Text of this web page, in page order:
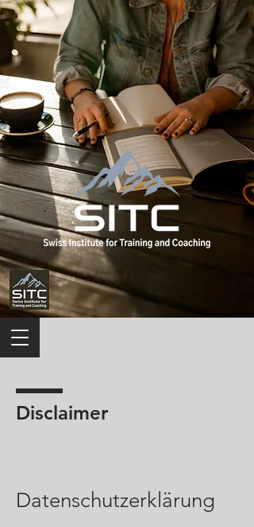
Disclaimer
Datenschutzerklärung